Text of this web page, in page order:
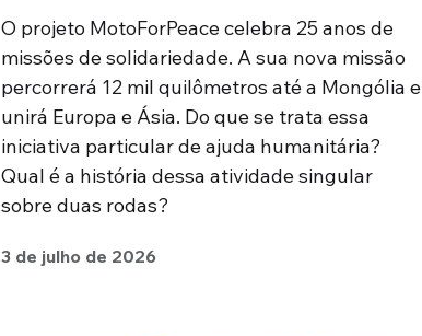
O projeto MotoForPeace celebra 25 anos de
missões de solidariedade. A sua nova missão
percorrerá 12 mil quilômetros até a Mongólia e
unirá Europa e Ásia. Do que se trata essa
iniciativa particular de ajuda humanitária?
Qual é a história dessa atividade singular
sobre duas rodas?
3 de julho de 2026